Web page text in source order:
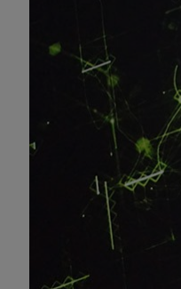
多样化
基于戴
内置
大地提
出色性
Basden
宙中的
可能。